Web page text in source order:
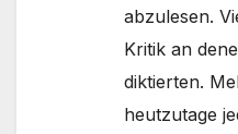
abzulesen.
Kritik an
diktierten.
heutzutage